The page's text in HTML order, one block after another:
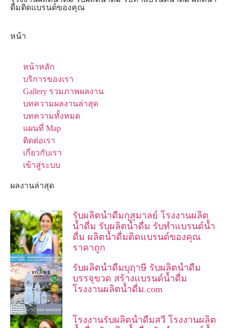
ดื่มติดแบรนด์ของคุณ
หน้า
หน้าหลัก
บริการของเรา
Gallery รวมภาพผลงาน
บทความผลงานล่าสุด
บทความทั้งหมด
แผนที่ Map
ติดต่อเรา
เกี่ยวกับเรา
เข้าสู่ระบบ
ผลงานล่าสุด
รับผลิตน้ำดื่มกุสุมาลย์ โรงงานผลิต
น้ำดื่ม รับผลิตน้ำดื่ม รับทำแบรนด์น้ำ
ดื่ม ผลิตน้ำดื่มติดแบรนด์ของคุณ
ราคาถูก
รับผลิตน้ำดื่มบุฤาษี รับผลิตน้ำดื่ม
บรรจุขวด สร้างแบรนด์น้ำดื่ม
โรงงานผลิตน้ำดื่ม.com
โรงงานรับผลิตน้ำดื่มสวี โรงงานผลิต